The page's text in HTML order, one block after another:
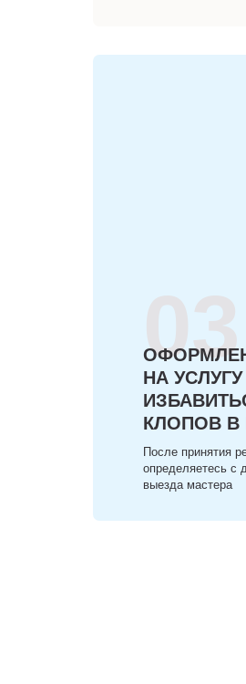
03
НА УСЛУГУ
КЛОПОВ В
После принятия
определяетесь с
выезда мастера